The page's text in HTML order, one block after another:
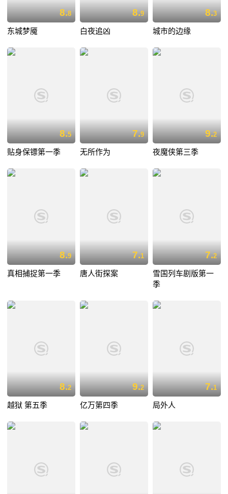
8.8
东城梦魇
8.9
白夜追凶
8.3
城市的边缘
8.5
贴身保镖第一季
7.9
无所作为
9.2
夜魔侠第三季
8.9
真相捕捉第一季
7.1
唐人街探案
7.2
雪国列车剧版第一
季
8.2
越狱 第五季
9.2
亿万第四季
7.1
局外人